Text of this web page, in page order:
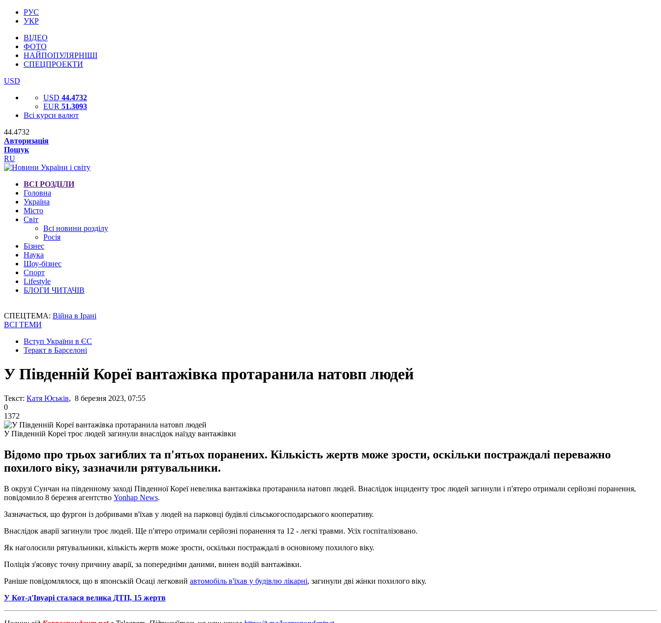
РУС
УКР
ВІДЕО
ФОТО
НАЙПОПУЛЯРНІШІ
СПЕЦПРОЕКТИ
USD
USD 44.4732
EUR 51.3093
Всі курси валют
44.4732
Авторизація
Пошук
RU
ВСІ РОЗДІЛИ
Головна
Україна
Місто
Світ
Всі новини розділу
Росія
Бізнес
Наука
Шоу-бізнес
Спорт
Lifestyle
БЛОГИ ЧИТАЧІВ
СПЕЦТЕМА: Війна в Ірані
ВСІ ТЕМИ
Вступ України в ЄС
Теракт в Барселоні
У Південній Кореї вантажівка протаранила натовп людей
Текст: Катя Юськів, 8 березня 2023, 07:55
0
1372
У Південній Кореї троє людей загинули внаслідок наїзду вантажівки
Відомо про трьох загиблих та п'ятьох поранених. Кількість жертв може зрости, оскільки постраждалі переважно
похилого віку, зазначили рятувальники.
В окрузі Сунчан на південному заході Південної Кореї невелика вантажівка протаранила натовп людей. Внаслідок інциденту троє людей загинули і п'ятеро отримали серйозні поранення,
повідомило 8 березня агентство Yonhap News.
Зазначається, що фургон із добривами в'їхав у людей на парковці будівлі сільськогосподарського кооперативу.
Внаслідок аварії загинули троє людей. Ще п'ятеро отримали серйозні поранення та 12 - легкі травми. Усіх госпіталізовано.
Як наголосили рятувальники, кількість жертв може зрости, оскільки постраждалі в основному похилого віку.
Поліція з'ясовує точну причину аварії, за попередніми даними, винен водій вантажівки.
Раніше повідомлялося, що в японській Осаці легковий автомобіль в'їхав у будівлю лікарні, загинули дві жінки похилого віку.
У Кот-д'Івуарі сталася велика ДТП, 15 жертв